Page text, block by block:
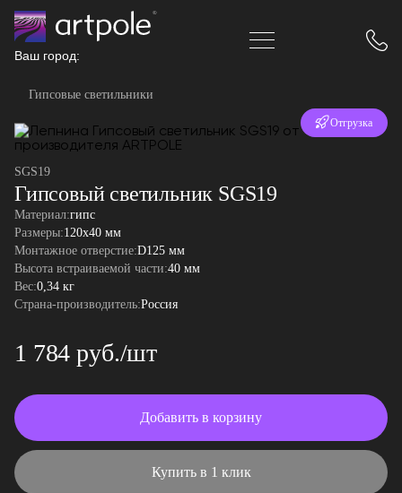
Ваш город:
Гипсовые светильники
Отгрузка
SGS19
Гипсовый светильник SGS19
Материал:гипс
Размеры:120x40 мм
Монтажное отверстие:D125 мм
Высота встраиваемой части:40 мм
Вес:0,34 кг
Страна-производитель:Россия
1 784 руб./шт
Добавить в корзину
Купить в 1 клик